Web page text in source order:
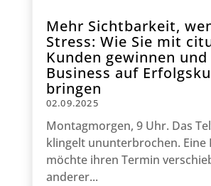
Mehr Sichtbarkeit,
Stress: Wie Sie mit
Kunden gewinnen
Business auf
bringen
02.09.2025
Montagmorgen, 9 Uhr. Das
klingelt ununterbrochen. Eine
möchte ihren Termin
anderer...